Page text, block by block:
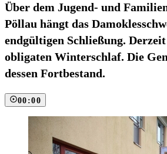
Über dem Jugend- und
Pöllau hängt das
endgültigen Schließung.
obligaten Winterschlaf. Die
dessen Fortbestand.
00:00